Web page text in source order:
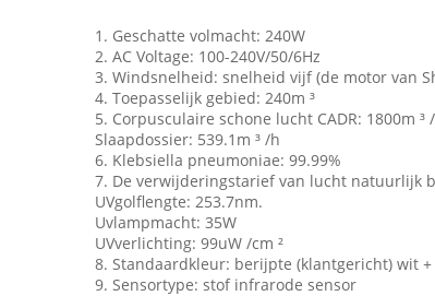
1. Geschatte volmacht: 240W
2. AC Voltage: 100-240V/50/6Hz
3. Windsnelheid: snelheid vijf (de motor van
4. Toepasselijk gebied: 240m ³
5. Corpusculaire schone lucht CADR: 1800m ³
Slaapdossier: 539.1m ³ /h
6. Klebsiella pneumoniae: 99.99%
7. De verwijderingstarief van lucht natuurlijk
UVgolflengte: 253.7nm.
Uvlampmacht: 35W
UVverlichting: 99uW /cm ²
8. Standaardkleur: berijpte (klantgericht) wit +
9. Sensortype: stof infrarode sensor